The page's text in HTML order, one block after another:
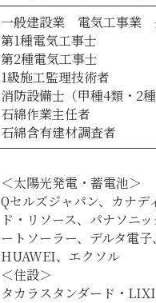
一般建設業 電気工事業
第1種電気工事士
第2種電気工事士
1級施工監理技術者
消防設備士（甲種4類・2種
石綿作業主任者
石綿含有建材調査者
＜太陽光発電・蓄電池＞
Qセルズジャパン、カナデ
ド・リソース、パナソニ
ートソーラー、デルタ電
HUAWEI、エクソル
＜住設＞
タカラスタンダード・